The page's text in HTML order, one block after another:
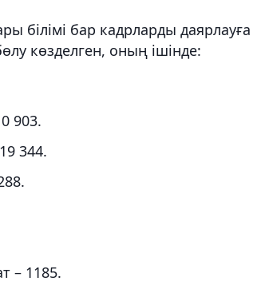
білімі бар кадрларды даярлауға
көзделген, оның ішінде:
903.
344.
– 1185.